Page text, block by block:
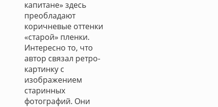
капитане» здесь
преобладают
коричневые оттенки
«старой» пленки.
Интересно то, что
автор связал ретро-
картинку с
изображением
старинных
фотографий. Они